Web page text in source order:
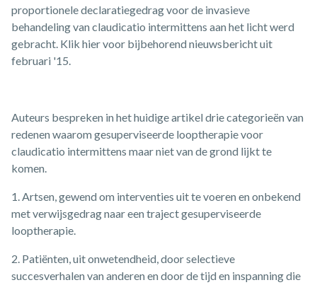
proportionele declaratiegedrag voor de invasieve
behandeling van claudicatio intermittens aan het licht werd
gebracht. Klik hier voor bijbehorend nieuwsbericht uit
februari '15.
Auteurs bespreken in het huidige artikel drie categorieën van
redenen waarom gesuperviseerde looptherapie voor
claudicatio intermittens maar niet van de grond lijkt te
komen.
1. Artsen, gewend om interventies uit te voeren en onbekend
met verwijsgedrag naar een traject gesuperviseerde
looptherapie.
2. Patiënten, uit onwetendheid, door selectieve
succesverhalen van anderen en door de tijd en inspanning die